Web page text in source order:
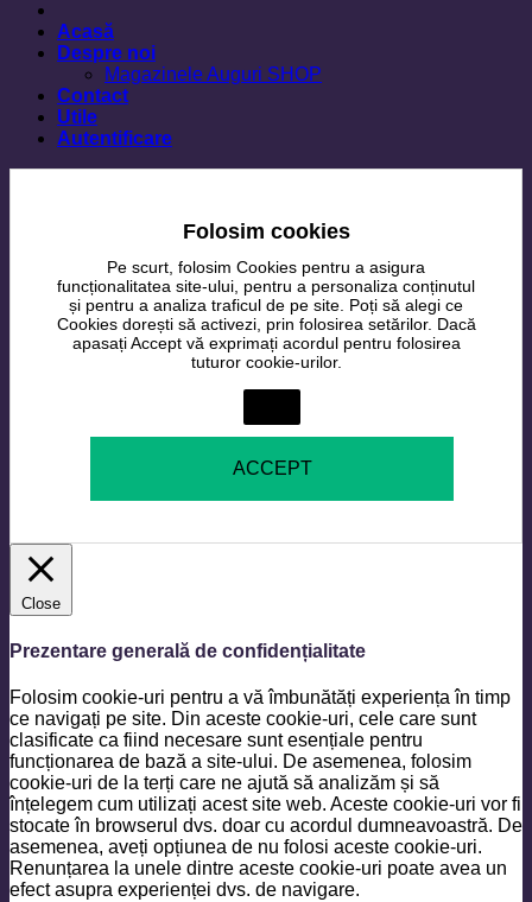
Acasă
Despre noi
Magazinele Auguri SHOP
Contact
Utile
Autentificare
Folosim cookies
Pe scurt, folosim Cookies pentru a asigura
funcționalitatea site-ului, pentru a personaliza conținutul
și pentru a analiza traficul de pe site. Poți să alegi ce
Cookies dorești să activezi, prin folosirea setărilor. Dacă
apasați Accept vă exprimați acordul pentru folosirea
tuturor cookie-urilor.
ACCEPT
Close
Prezentare generală de confidențialitate
Folosim cookie-uri pentru a vă îmbunătăți experiența în timp
ce navigați pe site. Din aceste cookie-uri, cele care sunt
clasificate ca fiind necesare sunt esențiale pentru
funcționarea de bază a site-ului. De asemenea, folosim
cookie-uri de la terți care ne ajută să analizăm și să
înțelegem cum utilizați acest site web. Aceste cookie-uri vor fi
stocate în browserul dvs. doar cu acordul dumneavoastră. De
asemenea, aveți opțiunea de nu folosi aceste cookie-uri.
Renunțarea la unele dintre aceste cookie-uri poate avea un
efect asupra experienței dvs. de navigare.